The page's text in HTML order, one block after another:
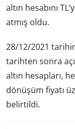
altın hesabını
atmış oldu.
28/12/2021
tarihten sonra
altın hesapları,
dönüşüm fiyatı
belirtildi.